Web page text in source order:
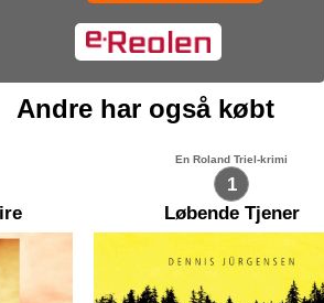
Andre har også købt
1
En Roland Triel-krimi
Løbende Tjener